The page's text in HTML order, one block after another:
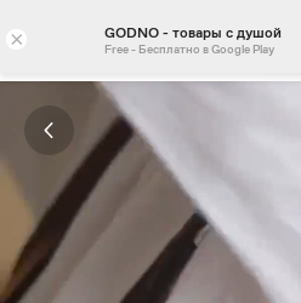
× GODNO - товары с душой
Free - Бесплатно в Google Play